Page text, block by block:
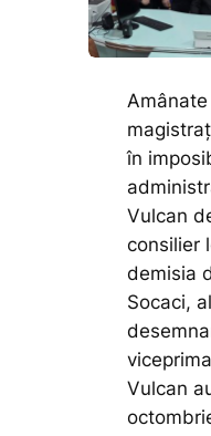
în
Vulcan
consilier
demisia
Socaci,
Vulcan